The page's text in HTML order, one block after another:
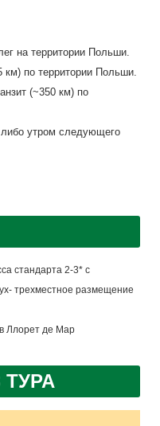
на территории Польши.
по территории Польши.
(~350 км) по
утром следующего
стандарта 2-3* с
трехместное размещение
Ллорет де Мар